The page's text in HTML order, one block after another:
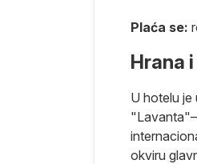
Plaća se:
Hrana
U hotelu je
okviru